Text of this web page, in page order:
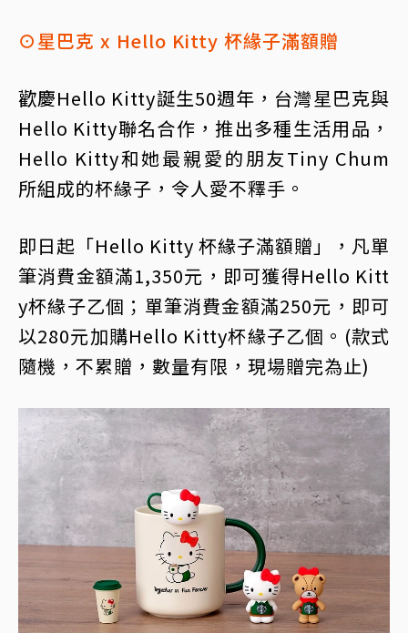
⊙星巴克 x Hello Kitty 杯緣子滿額贈
歡慶Hello Kitty誕生50週年，台灣星巴克與
Hello Kitty聯名合作，推出多種生活用品，
Hello Kitty和她最親愛的朋友Tiny Chum
所組成的杯緣子，令人愛不釋手。
即日起「Hello Kitty 杯緣子滿額贈」，凡單
筆消費金額滿1,350元，即可獲得Hello Kitt
y杯緣子乙個；單筆消費金額滿250元，即可
以280元加購Hello Kitty杯緣子乙個。(款式
隨機，不累贈，數量有限，現場贈完為止)